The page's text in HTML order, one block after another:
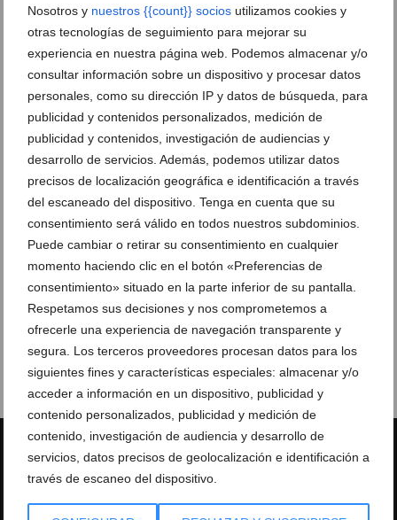
Nosotros y nuestros {{count}} socios utilizamos cookies y
otras tecnologías de seguimiento para mejorar su
experiencia en nuestra página web. Podemos almacenar y/o
consultar información sobre un dispositivo y procesar datos
personales, como su dirección IP y datos de búsqueda, para
publicidad y contenidos personalizados, medición de
publicidad y contenidos, investigación de audiencias y
desarrollo de servicios. Además, podemos utilizar datos
precisos de localización geográfica e identificación a través
del escaneado del dispositivo. Tenga en cuenta que su
consentimiento será válido en todos nuestros subdominios.
Puede cambiar o retirar su consentimiento en cualquier
momento haciendo clic en el botón «Preferencias de
consentimiento» situado en la parte inferior de su pantalla.
Respetamos sus decisiones y nos comprometemos a
ofrecerle una experiencia de navegación transparente y
segura. Los terceros proveedores procesan datos para los
siguientes fines y características especiales: almacenar y/o
acceder a información en un dispositivo, publicidad y
contenido personalizados, publicidad y medición de
contenido, investigación de audiencia y desarrollo de
servicios, datos precisos de geolocalización e identificación a
través de escaneo del dispositivo.
Estadísticas